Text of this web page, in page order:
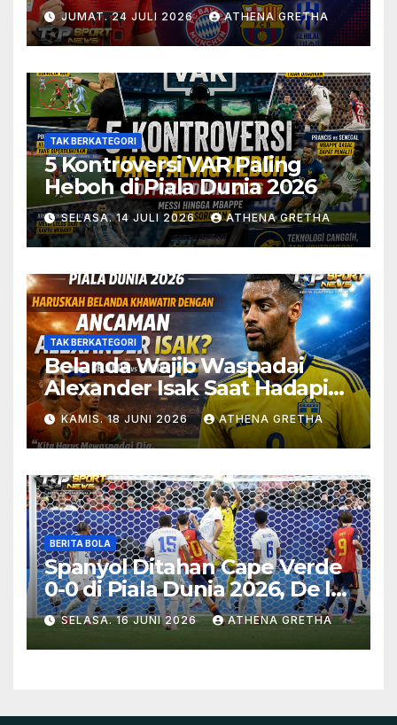
JUMAT. 24 JULI 2026 ATHENA GRETHA
TAK BERKATEGORI
5 Kontroversi VAR Paling
Heboh di Piala Dunia 2026
SELASA. 14 JULI 2026 ATHENA GRETHA
TAK BERKATEGORI
Belanda Wajib Waspadai
Alexander Isak Saat Hadapi
Swedia
KAMIS. 18 JUNI 2026 ATHENA GRETHA
BERITA BOLA
Spanyol Ditahan Cape Verde
0-0 di Piala Dunia 2026, De la
Fuente Soroti Kurangnya
Ketajaman
SELASA. 16 JUNI 2026 ATHENA GRETHA